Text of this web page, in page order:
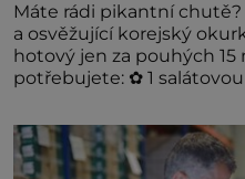
Máte rádi pikantní
a osvěžující korejský
hotový jen za pouhých 15
potřebujete: ✿ 1
rýžového octa ✿ 1 lžičku
chilli ✿ 1 lžičku cukru ✿ 1
sezamových semínek